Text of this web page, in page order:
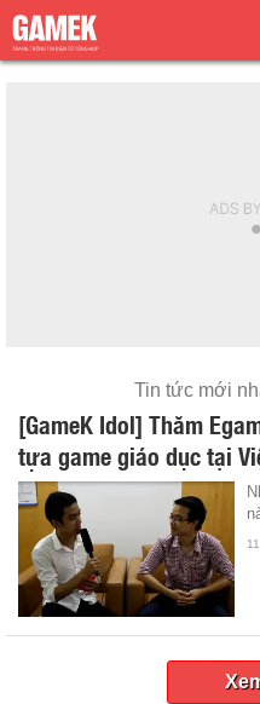
Tin tức mới
[GameK Idol] Thăm
tựa game giáo dục tại